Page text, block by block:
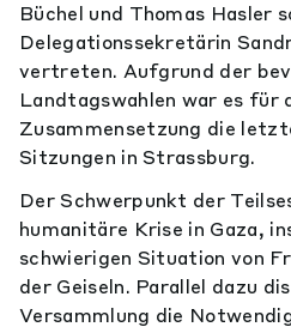
Büchel und Thomas Hasler
Delegationssekretärin
vertreten. Aufgrund der
Landtagswahlen war es für
Zusammensetzung die
Sitzungen in Strassburg.
Der Schwerpunkt der
humanitäre Krise in Gaza,
schwierigen Situation von
der Geiseln. Parallel dazu
Versammlung die